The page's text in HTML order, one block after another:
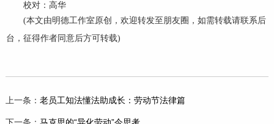
校对：高华
(本文由明德工作室原创，欢迎转发至朋友圈，如需转载请联系后
台，征得作者同意后方可转载)
上一条： 老员工知法懂法助成长：劳动节法律篇